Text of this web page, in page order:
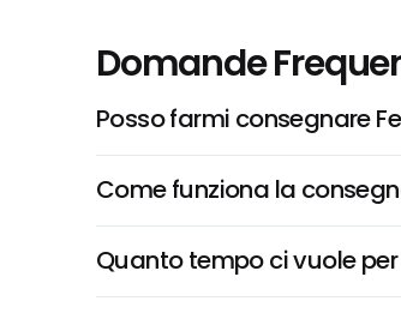
Domande
Posso farmi consegnare
Come funziona la
Quanto tempo ci vuole